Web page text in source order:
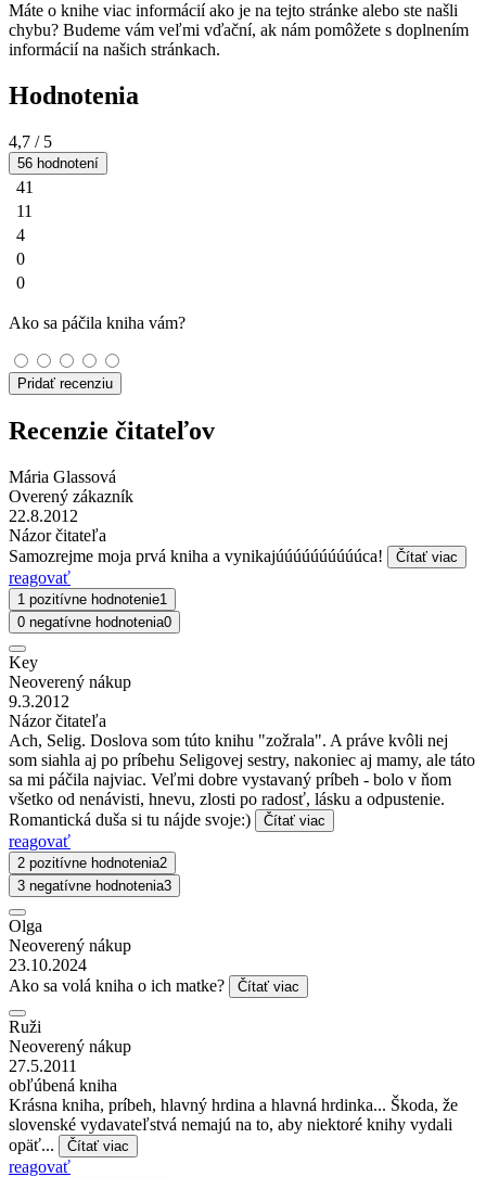
Máte o knihe viac informácií ako je na tejto stránke alebo ste našli
chybu? Budeme vám veľmi vďační, ak nám pomôžete s doplnením
informácií na našich stránkach.
Hodnotenia
4,7 / 5
56 hodnotení
41
11
4
0
0
Ako sa páčila kniha vám?
Pridať recenziu
Recenzie čitateľov
Mária Glassová
Overený zákazník
22.8.2012
Názor čitateľa
Samozrejme moja prvá kniha a vynikajúúúúúúúúúúca!
Čítať viac
reagovať
1 pozitívne hodnotenie1
0 negatívne hodnotenia0
Key
Neoverený nákup
9.3.2012
Názor čitateľa
Ach, Selig. Doslova som túto knihu "zožrala". A práve kvôli nej
som siahla aj po príbehu Seligovej sestry, nakoniec aj mamy, ale táto
sa mi páčila najviac. Veľmi dobre vystavaný príbeh - bolo v ňom
všetko od nenávisti, hnevu, zlosti po radosť, lásku a odpustenie.
Romantická duša si tu nájde svoje:)
Čítať viac
reagovať
2 pozitívne hodnotenia2
3 negatívne hodnotenia3
Olga
Neoverený nákup
23.10.2024
Ako sa volá kniha o ich matke?
Čítať viac
Ruži
Neoverený nákup
27.5.2011
obľúbená kniha
Krásna kniha, príbeh, hlavný hrdina a hlavná hrdinka... Škoda, že
slovenské vydavateľstvá nemajú na to, aby niektoré knihy vydali
opäť...
Čítať viac
reagovať